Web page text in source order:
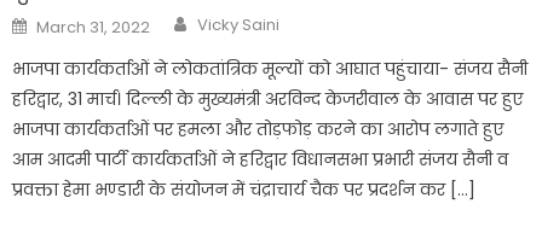
Posted
on
March 31, 2022 Author
Vicky Saini
भाजपा कार्यकर्ताओं ने लोकतांत्रिक मूल्यों को आघात पहुंचाया- संजय सैनी
हरिद्वार, 31 मार्च। दिल्ली के मुख्यमंत्री अरविन्द केजरीवाल के आवास पर हुए
भाजपा कार्यकर्ताओं पर हमला और तोड़फोड़ करने का आरोप लगाते हुए
आम आदमी पार्टी कार्यकर्ताओं ने हरिद्वार विधानसभा प्रभारी संजय सैनी व
प्रवक्ता हेमा भण्डारी के संयोजन में चंद्राचार्य चैक पर प्रदर्शन कर […]